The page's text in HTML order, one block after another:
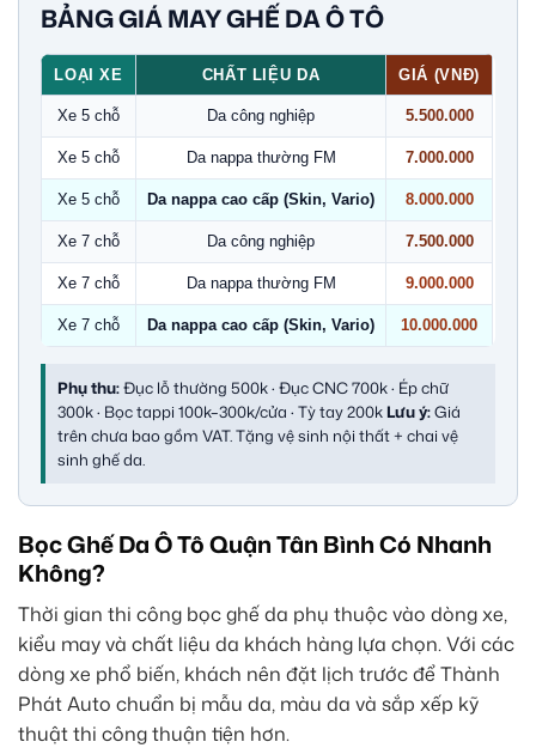
BẢNG GIÁ MAY GHẾ DA Ô TÔ
LOẠI XE CHẤT LIỆU DA GIÁ (VNĐ)
Xe 5 chỗ Da công nghiệp 5.500.000
Xe 5 chỗ Da nappa thường FM 7.000.000
Xe 5 chỗ Da nappa cao cấp (Skin, Vario) 8.000.000
Xe 7 chỗ Da công nghiệp 7.500.000
Xe 7 chỗ Da nappa thường FM 9.000.000
Xe 7 chỗ Da nappa cao cấp (Skin, Vario) 10.000.000
Phụ thu:Đục lỗ thường 500k · Đục CNC 700k · Ép chữ
300k · Bọc tappi 100k–300k/cửa · Tỳ tay 200kLưu ý:Giá
trên chưa bao gồm VAT. Tặng vệ sinh nội thất + chai vệ
sinh ghế da.
Bọc Ghế Da Ô Tô Quận Tân Bình Có Nhanh
Không?
Thời gian thi công bọc ghế da phụ thuộc vào dòng xe,
kiểu may và chất liệu da khách hàng lựa chọn. Với các
dòng xe phổ biến, khách nên đặt lịch trước để Thành
Phát Auto chuẩn bị mẫu da, màu da và sắp xếp kỹ
thuật thi công thuận tiện hơn.